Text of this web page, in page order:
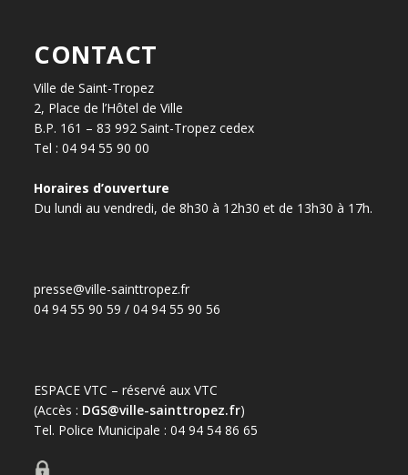
CONTACT
Ville de Saint-Tropez
2, Place de l’Hôtel de Ville
B.P. 161 – 83 992 Saint-Tropez cedex
Tel : 04 94 55 90 00
Horaires d’ouverture
Du lundi au vendredi, de 8h30 à 12h30 et de 13h30 à 17h.
presse@ville-sainttropez.fr
04 94 55 90 59 / 04 94 55 90 56
ESPACE VTC – réservé aux VTC
(Accès : DGS@ville-sainttropez.fr)
Tel. Police Municipale : 04 94 54 86 65